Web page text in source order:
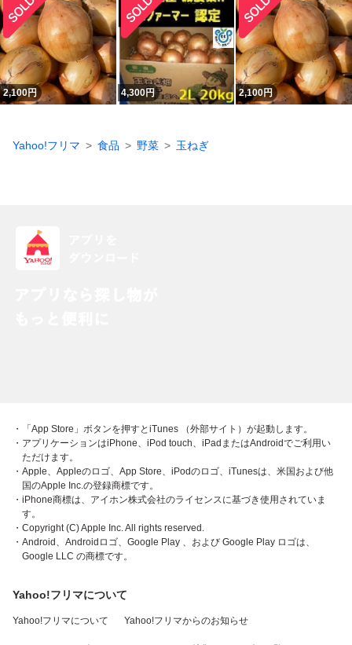
2,100円 4,300円 2,100円
Yahoo!フリマ 食品 野菜 玉ねぎ
・「App Store」ボタンを押すとiTunes （外部サイト）が起動します。
・アプリケーションはiPhone、iPod touch、iPadまたはAndroidでご利用い
ただけます。
・Apple、Appleのロゴ、App Store、iPodのロゴ、iTunesは、米国および他
国のApple Inc.の登録商標です。
・iPhone商標は、アイホン株式会社のライセンスに基づき使用されていま
す。
・Copyright (C) Apple Inc. All rights reserved.
・Android、Androidロゴ、Google Play 、および Google Play ロゴは、
Google LLC の商標です。
Yahoo!フリマについて
Yahoo!フリマについて Yahoo!フリマからのお知らせ